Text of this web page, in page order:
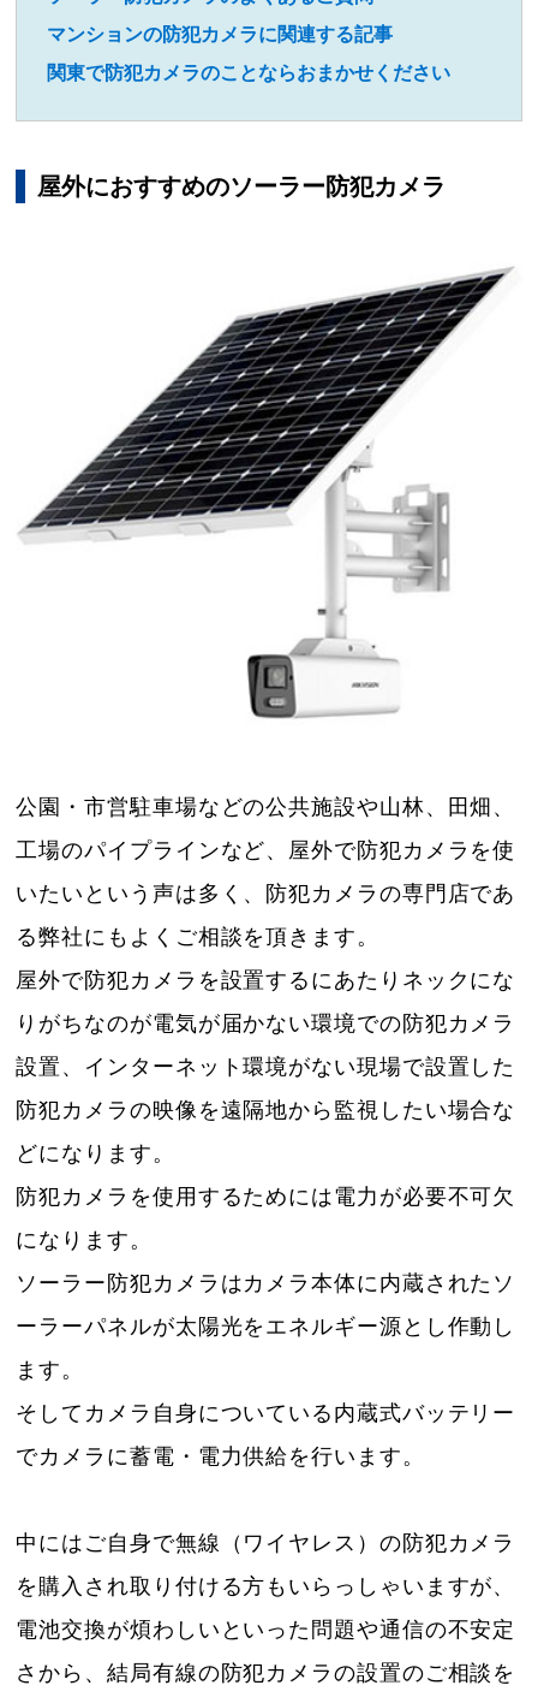
マンションの防犯カメラに関連する記事
関東で防犯カメラのことならおまかせください
屋外におすすめのソーラー防犯カメラ
公園・市営駐車場などの公共施設や山林、田畑、
工場のパイプラインなど、屋外で防犯カメラを使
いたいという声は多く、防犯カメラの専門店であ
る弊社にもよくご相談を頂きます。
屋外で防犯カメラを設置するにあたりネックにな
りがちなのが電気が届かない環境での防犯カメラ
設置、インターネット環境がない現場で設置した
防犯カメラの映像を遠隔地から監視したい場合な
どになります。
防犯カメラを使用するためには電力が必要不可欠
になります。
ソーラー防犯カメラはカメラ本体に内蔵されたソ
ーラーパネルが太陽光をエネルギー源とし作動し
ます。
そしてカメラ自身についている内蔵式バッテリー
でカメラに蓄電・電力供給を行います。
中にはご自身で無線（ワイヤレス）の防犯カメラ
を購入され取り付ける方もいらっしゃいますが、
電池交換が煩わしいといった問題や通信の不安定
さから、結局有線の防犯カメラの設置のご相談を